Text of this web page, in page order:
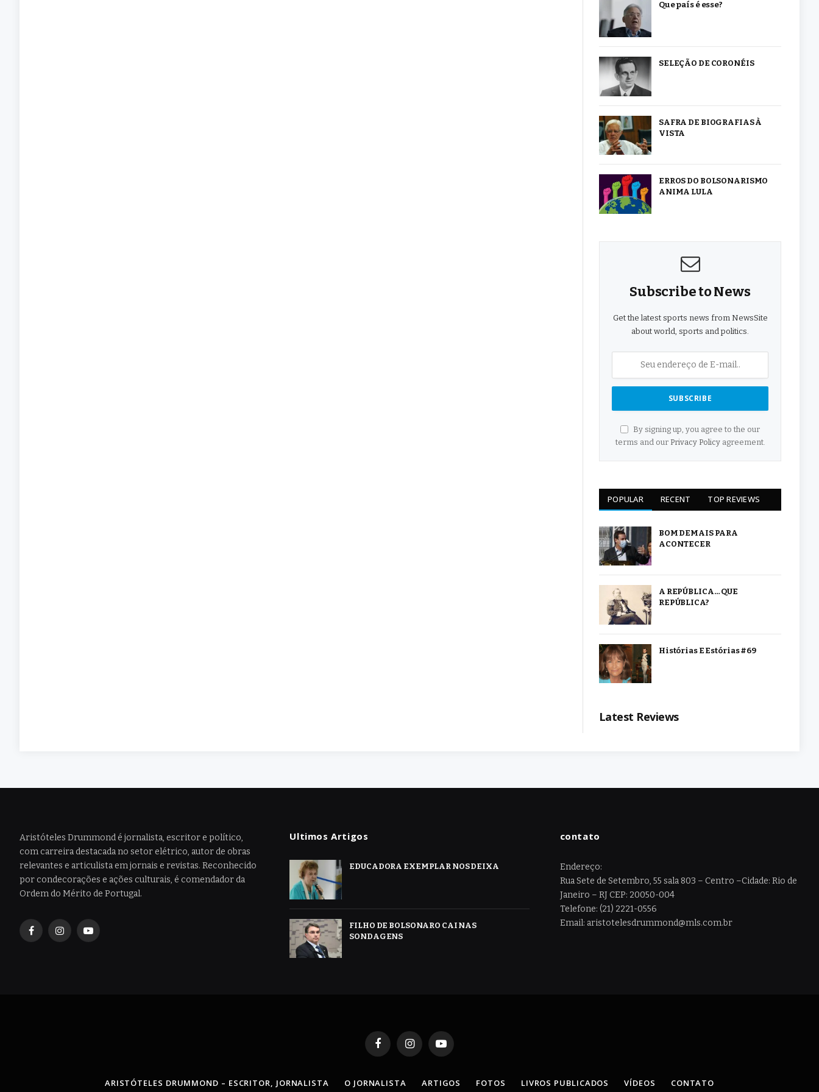
Que país é esse?
SELEÇÃO DE CORONÉIS
SAFRA DE BIOGRAFIAS À
VISTA
ERROS DO BOLSONARISMO
ANIMA LULA
Subscribe to News
Get the latest sports news from NewsSite
about world, sports and politics.
By signing up, you agree to the our
terms and our Privacy Policyagreement.
POPULAR RECENT TOP REVIEWS
BOM DEMAIS PARA
ACONTECER
A REPÚBLICA… QUE
REPÚBLICA?
Histórias E Estórias #69
Latest Reviews
Aristóteles Drummond é jornalista, escritor e político,
com carreira destacada no setor elétrico, autor de obras
relevantes e articulista em jornais e revistas. Reconhecido
por condecorações e ações culturais, é comendador da
Ordem do Mérito de Portugal.
FacebookInstagramYouTube
Ultimos Artigos
EDUCADORA EXEMPLAR NOS DEIXA
FILHO DE BOLSONARO CAI NAS
SONDAGENS
contato
Endereço:
Rua Sete de Setembro, 55 sala 803 – Centro –Cidade: Rio de
Janeiro – RJ CEP: 20050-004
Telefone: (21) 2221-0556
Email: aristotelesdrummond@mls.com.br
FacebookInstagramYouTube
ARISTÓTELES DRUMMOND – ESCRITOR, JORNALISTA O JORNALISTA ARTIGOS FOTOS LIVROS PUBLICADOS VÍDEOS CONTATO